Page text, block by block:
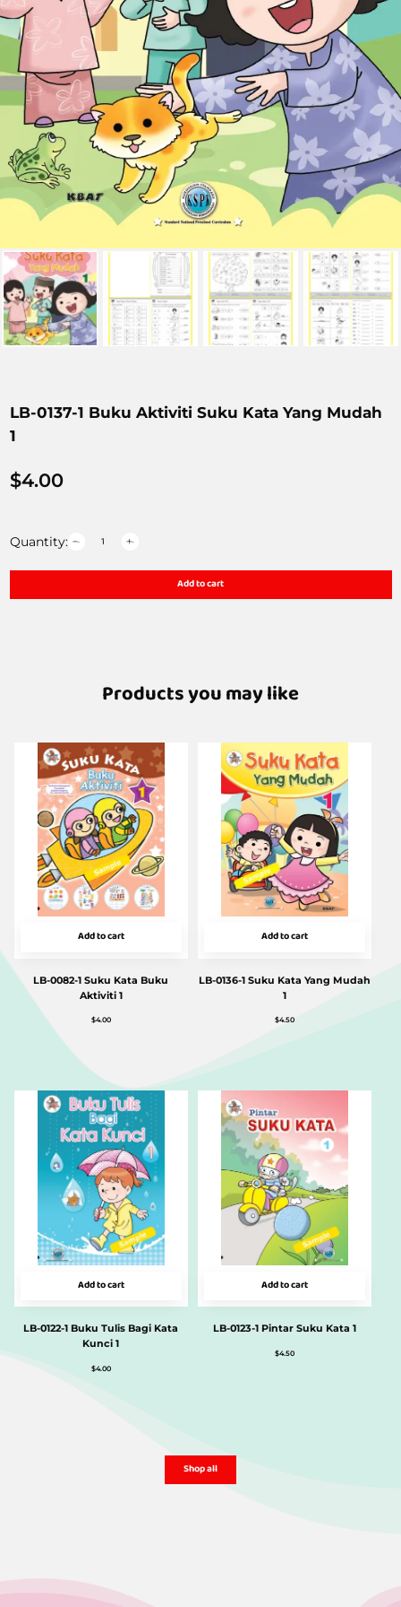
LB-0137-1 Buku Aktiviti Suku Kata Yang Mudah
1
$4.00
Quantity:
Add to cart
Products you may like
Add to cart
LB-0082-1 Suku Kata Buku
Aktiviti 1
$4.00
Add to cart
LB-0136-1 Suku Kata Yang Mudah
1
$4.50
Add to cart
LB-0122-1 Buku Tulis Bagi Kata
Kunci 1
$4.00
Add to cart
LB-0123-1 Pintar Suku Kata 1
$4.50
Shop all